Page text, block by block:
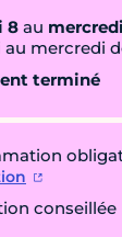
8 au
mercredi
terminé
conseillée